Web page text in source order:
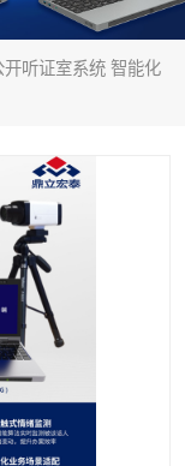
开听证室系统 智能化